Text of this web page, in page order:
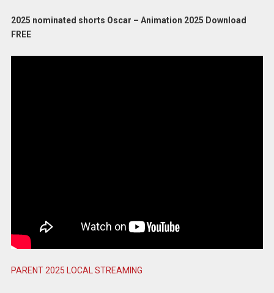
2025 nominated shorts Oscar – Animation 2025 Download
FREE
PARENT 2025 LOCAL STREAMING